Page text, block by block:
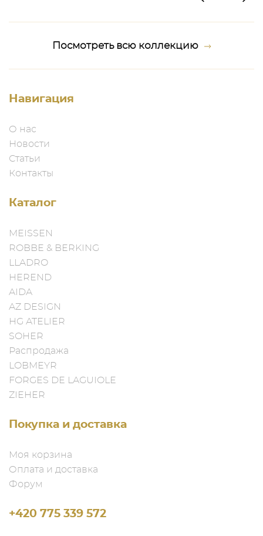
Посмотреть всю коллекцию
Навигация
О нас
Новости
Статьи
Контакты
Каталог
MEISSEN
ROBBE & BERKING
LLADRO
HEREND
AIDA
AZ DESIGN
HG ATELIER
SOHER
Распродажа
LOBMEYR
FORGES DE LAGUIOLE
ZIEHER
Покупка и доставка
Моя корзина
Оплата и доставка
Форум
+420 775 339 572